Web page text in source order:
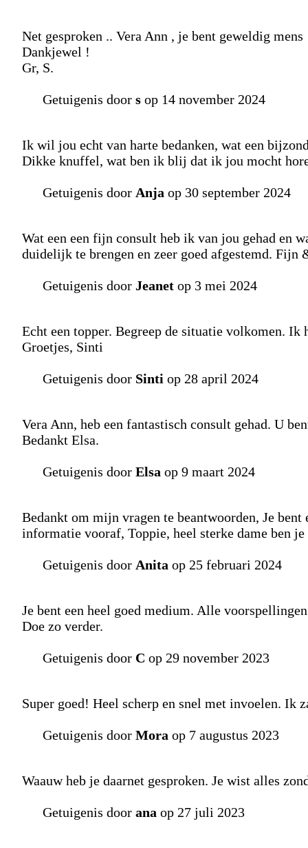
Net gesproken .. Vera Ann , je bent geweldig mens
Dankjewel !
Gr, S.
Getuigenis door s op 14 november 2024
Ik wil jou echt van harte bedanken, wat een
Dikke knuffel, wat ben ik blij dat ik jou mocht
Getuigenis door Anja op 30 september 2024
Wat een een fijn consult heb ik van jou gehad en
duidelijk te brengen en zeer goed afgestemd. Fijn
Getuigenis door Jeanet op 3 mei 2024
Echt een topper. Begreep de situatie volkomen.
Groetjes, Sinti
Getuigenis door Sinti op 28 april 2024
Vera Ann, heb een fantastisch consult gehad. U
Bedankt Elsa.
Getuigenis door Elsa op 9 maart 2024
Bedankt om mijn vragen te beantwoorden, Je
informatie vooraf, Toppie, heel sterke dame ben
Getuigenis door Anita op 25 februari 2024
Je bent een heel goed medium. Alle
Doe zo verder.
Getuigenis door C op 29 november 2023
Super goed! Heel scherp en snel met invoelen. Ik
Getuigenis door Mora op 7 augustus 2023
Waauw heb je daarnet gesproken. Je wist alles
Getuigenis door ana op 27 juli 2023